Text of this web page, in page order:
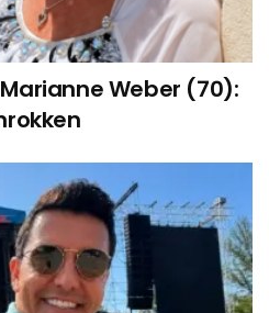
Weber (70):